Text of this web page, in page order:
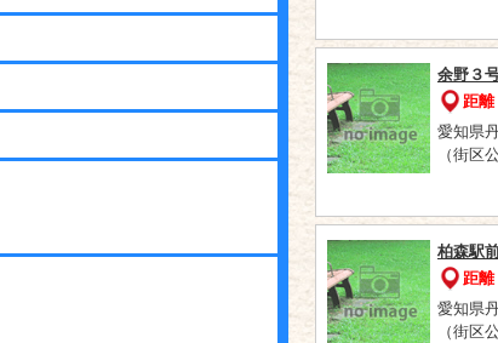
余野３
距
愛知県
（街区
柏森駅
距
愛知県
（街区